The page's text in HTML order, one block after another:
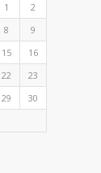
1
2
8
9
15
16
22
23
29
30